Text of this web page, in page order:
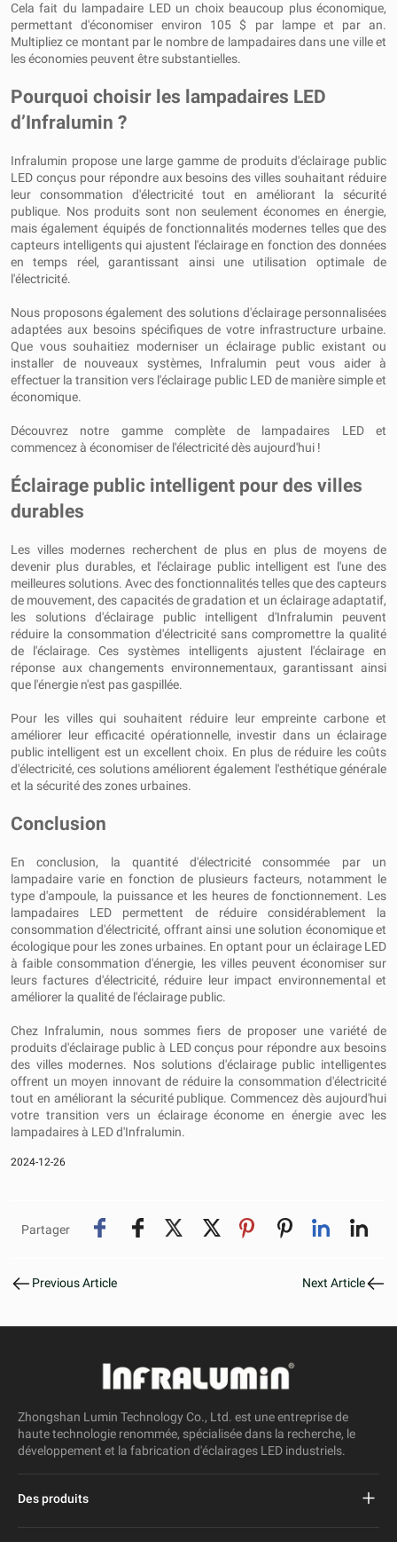
Cela fait du lampadaire LED un choix beaucoup plus économique,
permettant d'économiser environ 105 $ par lampe et par an.
Multipliez ce montant par le nombre de lampadaires dans une ville et
les économies peuvent être substantielles.
Pourquoi choisir les lampadaires LED
d’Infralumin ?
Infralumin propose une large gamme de produits d'éclairage public
LED conçus pour répondre aux besoins des villes souhaitant réduire
leur consommation d'électricité tout en améliorant la sécurité
publique. Nos produits sont non seulement économes en énergie,
mais également équipés de fonctionnalités modernes telles que des
capteurs intelligents qui ajustent l'éclairage en fonction des données
en temps réel, garantissant ainsi une utilisation optimale de
l'électricité.
Nous proposons également des solutions d'éclairage personnalisées
adaptées aux besoins spécifiques de votre infrastructure urbaine.
Que vous souhaitiez moderniser un éclairage public existant ou
installer de nouveaux systèmes, Infralumin peut vous aider à
effectuer la transition vers l'éclairage public LED de manière simple et
économique.
Découvrez notre gamme complète de lampadaires LED et
commencez à économiser de l'électricité dès aujourd'hui !
Éclairage public intelligent pour des villes
durables
Les villes modernes recherchent de plus en plus de moyens de
devenir plus durables, et l'éclairage public intelligent est l'une des
meilleures solutions. Avec des fonctionnalités telles que des capteurs
de mouvement, des capacités de gradation et un éclairage adaptatif,
les solutions d'éclairage public intelligent d'Infralumin peuvent
réduire la consommation d'électricité sans compromettre la qualité
de l'éclairage. Ces systèmes intelligents ajustent l'éclairage en
réponse aux changements environnementaux, garantissant ainsi
que l'énergie n'est pas gaspillée.
Pour les villes qui souhaitent réduire leur empreinte carbone et
améliorer leur efficacité opérationnelle, investir dans un éclairage
public intelligent est un excellent choix. En plus de réduire les coûts
d'électricité, ces solutions améliorent également l'esthétique générale
et la sécurité des zones urbaines.
Conclusion
En conclusion, la quantité d'électricité consommée par un
lampadaire varie en fonction de plusieurs facteurs, notamment le
type d'ampoule, la puissance et les heures de fonctionnement. Les
lampadaires LED permettent de réduire considérablement la
consommation d'électricité, offrant ainsi une solution économique et
écologique pour les zones urbaines. En optant pour un éclairage LED
à faible consommation d'énergie, les villes peuvent économiser sur
leurs factures d'électricité, réduire leur impact environnemental et
améliorer la qualité de l'éclairage public.
Chez Infralumin, nous sommes fiers de proposer une variété de
produits d'éclairage public à LED conçus pour répondre aux besoins
des villes modernes. Nos solutions d'éclairage public intelligentes
offrent un moyen innovant de réduire la consommation d'électricité
tout en améliorant la sécurité publique. Commencez dès aujourd'hui
votre transition vers un éclairage économe en énergie avec les
lampadaires à LED d'Infralumin.
2024-12-26
Partager
Previous Article Next Article
Zhongshan Lumin Technology Co., Ltd. est une entreprise de
haute technologie renommée, spécialisée dans la recherche, le
développement et la fabrication d'éclairages LED industriels.
Des produits